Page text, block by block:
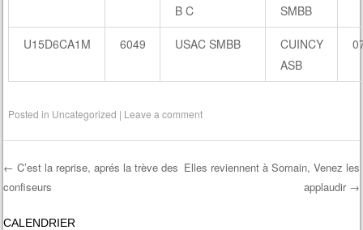
B C
SMBB
U15D6CA1M 6049 USAC SMBB
CUINCY
ASB
Posted in Uncategorized | Leave a comment
Post navigation
← C’est la reprise, aprés la trève des
confiseurs
Elles reviennent à Somain, Venez les
applaudir →
CALENDRIER